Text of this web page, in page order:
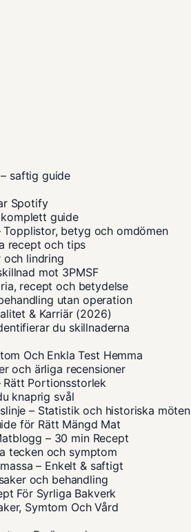
saftig guide
Spotify
guide
betyg och omdömen
recept och tips
och lindring
mot 3PMSF
recept och betydelse
utan operation
& Karriär (2026)
du skillnaderna
Och Enkla Test Hemma
och ärliga recensioner
Rätt Portionsstorlek
knaprig svål
– Statistik och historiska möten
för Rätt Mängd Mat
– 30 min Recept
tecken och symptom
– Enkelt & saftigt
och behandling
För Syrliga Bakverk
Symtom Och Vård